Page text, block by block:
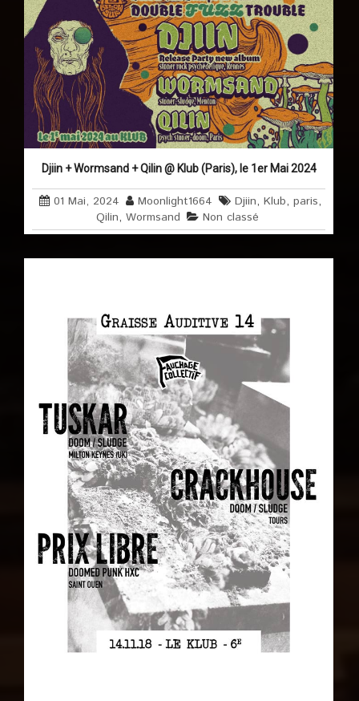
Djiin + Wormsand + Qilin @ Klub (Paris), le 1er Mai 2024
01 Mai, 2024 Moonlight1664 Djiin,Klub,paris,
Qilin, Wormsand Non classé